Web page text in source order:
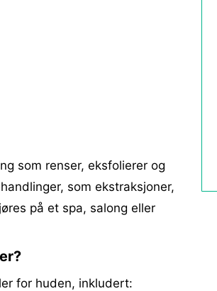
som renser, eksfolierer og
som ekstraksjoner,
på et spa, salong eller
for huden, inkludert: